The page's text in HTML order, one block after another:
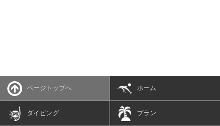
ページトップへ ホーム
ダイビング プラン